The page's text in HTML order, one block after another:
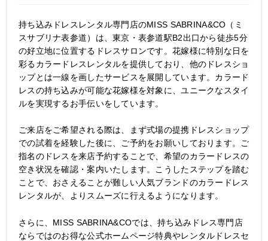
持ち込みドレスレンタル専門店のMISS SABRINA&CO（ミ
スサブリナ表参道）は、東京・表参道駅B2出口から徒歩5分
の好立地に位置するドレスサロンです。花嫁様に特別な日を
彩るカラードレスレンタルを提供しており、他のドレスショ
ップとは一線を画したサービスを展開しています。カラード
レスの持ち込みが可能な花嫁様を対象に、ユニークなスタイ
ルを実現するお手伝いをしています。
ご来店をご希望される際は、まず式場の提携ドレスショップ
での試着を経験した後に、ご予約をお願いしております。ご
指名のドレスを来店予約することで、希望のカラードレスの
空き状況を確認・案内いたします。こうしたステップを踏む
ことで、おさえることが難しい人気ブランドのカラードレス
レンタルが、よりスムーズに行えるようになります。
さらに、MISS SABRINA&COでは、持ち込みドレス専門店
ならではのお得な公式ホームページ特典やレンタルドレスセ